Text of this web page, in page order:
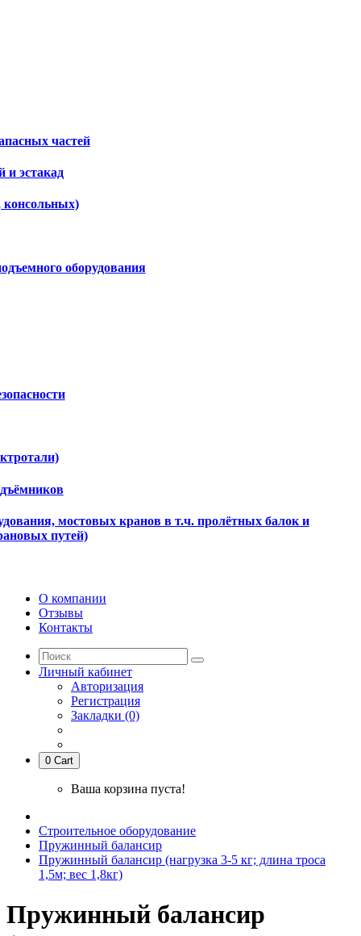
частей
и эстакад
консольных)
оборудования
мостовых кранов в т.ч. пролётных балок и
путей)
О компании
Отзывы
Контакты
Личный кабинет
Авторизация
Регистрация
Закладки (0)
0 Cart
Ваша корзина пуста!
Строительное оборудование
Пружинный балансир
Пружинный балансир (нагрузка 3-5 кг; длина троса
1,5м; вес 1,8кг)
Пружинный балансир